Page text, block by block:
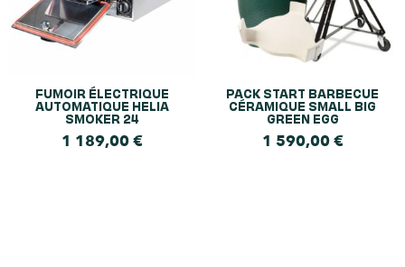
FUMOIR ÉLECTRIQUE
AUTOMATIQUE HELIA
SMOKER 24
1 189,00€
PACK START BARBECUE
CÉRAMIQUE SMALL BIG
GREEN EGG
1 590,00€